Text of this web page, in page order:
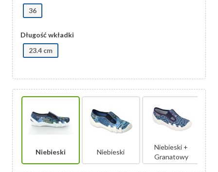
36
Długość wkładki
23.4 cm
Niebieski Niebieski
Niebieski +
Granatowy